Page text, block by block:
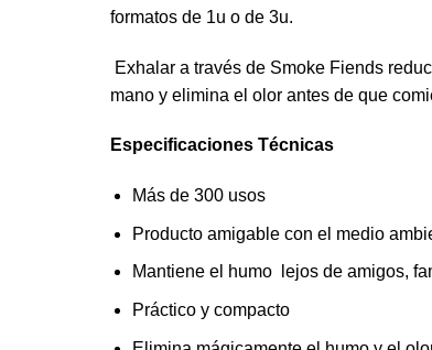
formatos de 1u o de 3u.
Exhalar a través de Smoke Fiends
mano y elimina el olor antes de que
Especificaciones Técnicas
Más de 300 usos
Producto amigable con el medio
Mantiene el humo lejos de amigos,
Práctico y compacto